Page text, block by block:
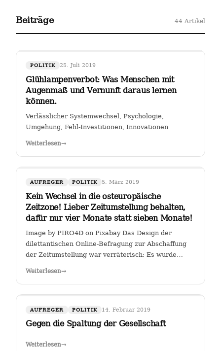
Beiträge 44 Artikel
POLITIK 25. Juli 2019
Glühlampenverbot: Was Menschen mit
Augenmaß und Vernunft daraus lernen
können.
Verlässlicher Systemwechsel, Psychologie,
Umgehung, Fehl-Investitionen, Innovationen
Weiterlesen→
AUFREGER POLITIK 5. März 2019
Kein Wechsel in die osteuropäische
Zeitzone! Lieber Zeitumstellung behalten,
dafür nur vier Monate statt sieben Monate!
Image by PIRO4D on Pixabay Das Design der
dilettantischen Online-Befragung zur Abschaffung
der Zeitumstellung war verräterisch: Es wurde
Weiterlesen→
AUFREGER POLITIK 14. Februar 2019
Gegen die Spaltung der Gesellschaft
Weiterlesen→